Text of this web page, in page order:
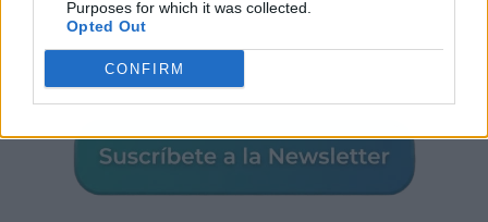
Purposes for which it was collected.
Opted Out
CONFIRM